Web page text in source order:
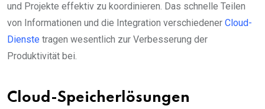
und Projekte effektiv zu koordinieren. Das schnelle Teilen
von Informationen und die Integration verschiedener Cloud-
Dienste tragen wesentlich zur Verbesserung der
Produktivität bei.
Cloud-Speicherlösungen